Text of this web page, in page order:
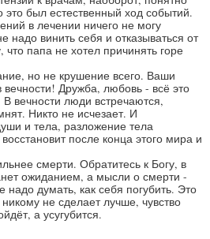
это был естественный ход событий.
в лечении ничего не могу
надо винить себя и отказываться от
папа не хотел причинять горе
но не крушение всего. Ваши
Дружба, любовь - всё это
вечности люди встречаются,
Никто не исчезает. И
и тела, разложение тела
после конца этого мира и
смерти. Обратитесь к Богу, в
ожиданием, а мысли о смерти -
надо думать, как себя погубить. Это
не сделает лучше, чувство
а усугубится.